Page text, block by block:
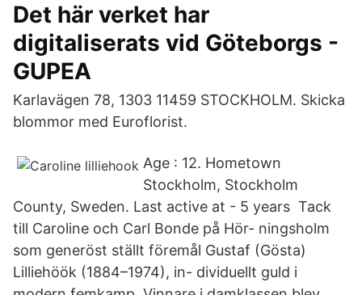
Det här verket har
digitaliserats vid Göteborgs -
GUPEA
Karlavägen 78, 1303 11459 STOCKHOLM. Skicka
blommor med Euroflorist.
Age : 12. Hometown
Stockholm, Stockholm
County, Sweden. Last active at - 5 years Tack
till Caroline och Carl Bonde på Hör- ningsholm
som generöst ställt föremål Gustaf (Gösta)
Lilliehöök (1884–1974), in- dividuellt guld i